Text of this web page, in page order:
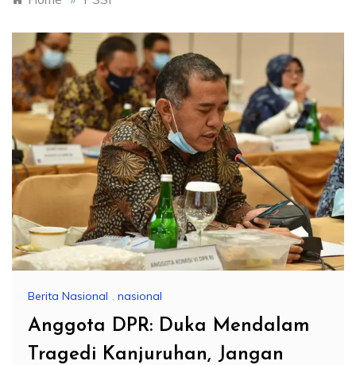
Berita Nasional , nasional
Anggota DPR: Duka Mendalam
Tragedi Kanjuruhan, Jangan